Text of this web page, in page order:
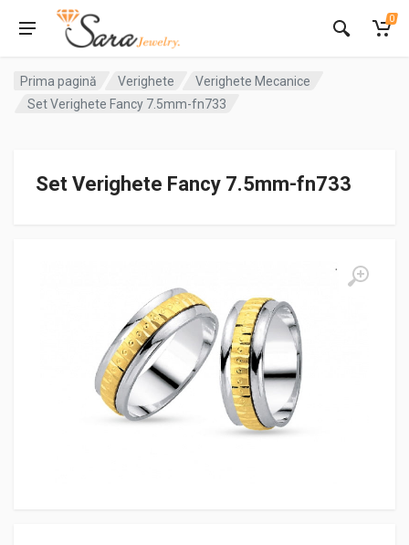
0
Prima pagină Verighete
Verighete Mecanice
Set Verighete Fancy 7.5mm-fn733
Set Verighete Fancy 7.5mm-fn733